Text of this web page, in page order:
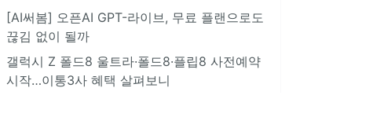
[AI써봄] 오픈AI GPT-라이브, 무료 플랜으로도
끊김 없이 될까
갤럭시 Z 폴드8 울트라·폴드8·플립8 사전예약
시작…이통3사 혜택 살펴보니